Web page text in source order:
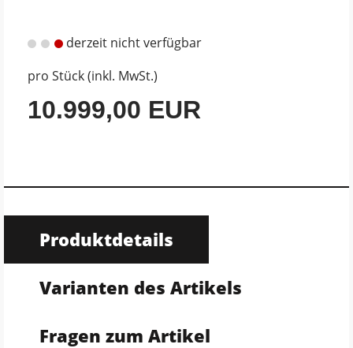
derzeit nicht verfügbar
pro Stück (inkl. MwSt.)
10.999,00 EUR
Produktdetails
Varianten des Artikels
Fragen zum Artikel